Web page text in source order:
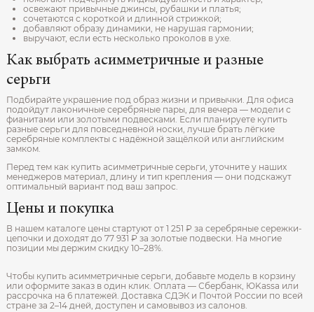
освежают привычные джинсы, рубашки и платья;
сочетаются с короткой и длинной стрижкой;
добавляют образу динамики, не нарушая гармонии;
выручают, если есть несколько проколов в ухе.
Как выбрать асимметричные и разные
серьги
Подбирайте украшение под образ жизни и привычки. Для офиса
подойдут лаконичные серебряные пары, для вечера — модели с
фианитами или золотыми подвесками. Если планируете купить
разные серьги для повседневной носки, лучше брать лёгкие
серебряные комплекты с надёжной защёлкой или английским
замком.
Перед тем как купить асимметричные серьги, уточните у наших
менеджеров материал, длину и тип крепления — они подскажут
оптимальный вариант под ваш запрос.
Цены и покупка
В нашем каталоге цены стартуют от 1 251 ₽ за серебряные сережки-
цепочки и доходят до 77 931 ₽ за золотые подвески. На многие
позиции мы держим скидку 10–28%.
Чтобы купить асимметричные серьги, добавьте модель в корзину
или оформите заказ в один клик. Оплата — Сбербанк, ЮKassa или
рассрочка на 6 платежей. Доставка СДЭК и Почтой России по всей
стране за 2–14 дней, доступен и самовывоз из салонов.